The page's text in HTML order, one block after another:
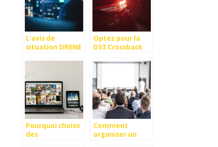
L’avis de
situation SIRENE
Optez pour la
DS3 Crossback
de fonction
Pourquoi choisir
des
Comment
organiser un